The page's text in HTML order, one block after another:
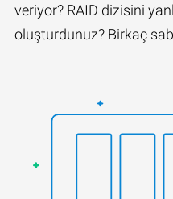
veriyor? RAID dizisini
oluşturdunuz? Birkaç